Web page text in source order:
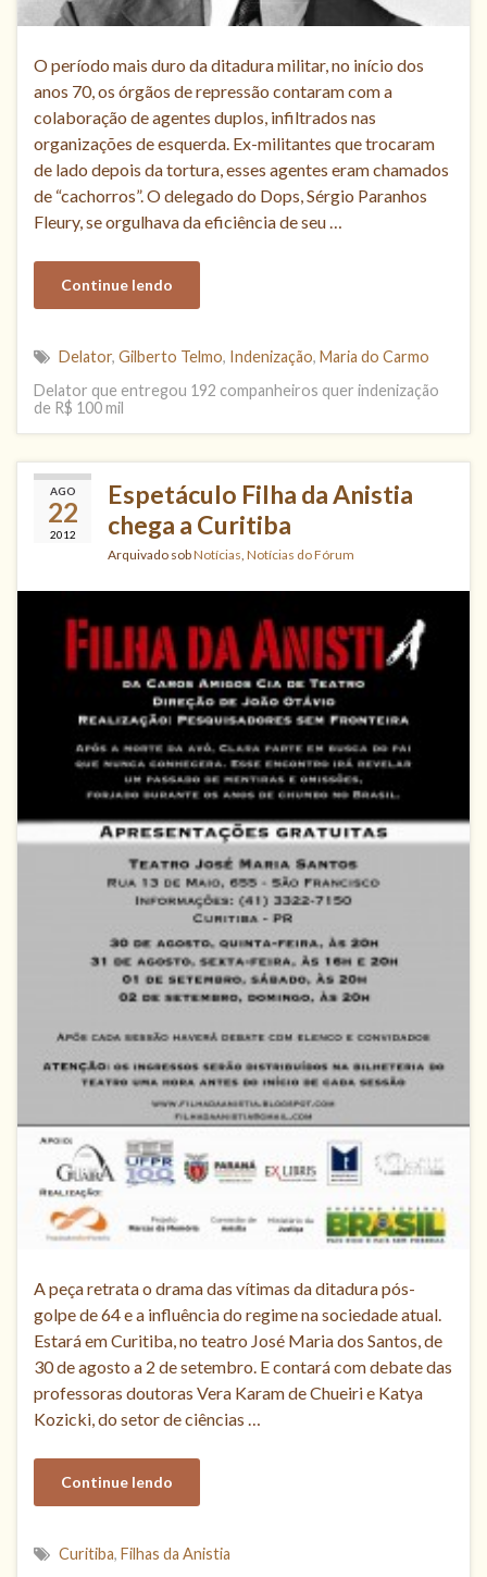
O período mais duro da ditadura militar, no início dos
anos 70, os órgãos de repressão contaram com a
colaboração de agentes duplos, infiltrados nas
organizações de esquerda. Ex-militantes que trocaram
de lado depois da tortura, esses agentes eram chamados
de “cachorros”. O delegado do Dops, Sérgio Paranhos
Fleury, se orgulhava da eficiência de seu …
Continue lendo
Delator, Gilberto Telmo, Indenização, Maria do Carmo
Delator que entregou 192 companheiros quer indenização
de R$ 100 mil
AGO
22
2012
Espetáculo Filha da Anistia
chega a Curitiba
Arquivado sobNotícias Notícias do Fórum
A peça retrata o drama das vítimas da ditadura pós-
golpe de 64 e a influência do regime na sociedade atual.
Estará em Curitiba, no teatro José Maria dos Santos, de
30 de agosto a 2 de setembro. E contará com debate das
professoras doutoras Vera Karam de Chueiri e Katya
Kozicki, do setor de ciências …
Continue lendo
Curitiba, Filhas da Anistia